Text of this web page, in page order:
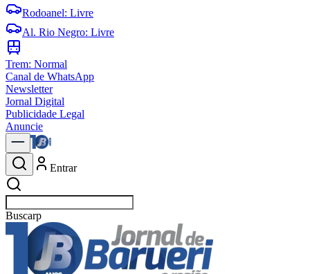
Rodoanel: Livre
Al. Rio Negro: Livre
Trem: Normal
Canal de WhatsApp
Newsletter
Jornal Digital
Publicidade Legal
Anuncie
Entrar
Buscarnotí